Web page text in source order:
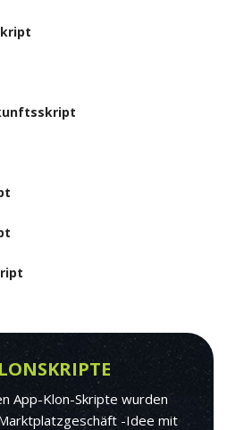
App-Klon-Skripte wurden
-Idee mit